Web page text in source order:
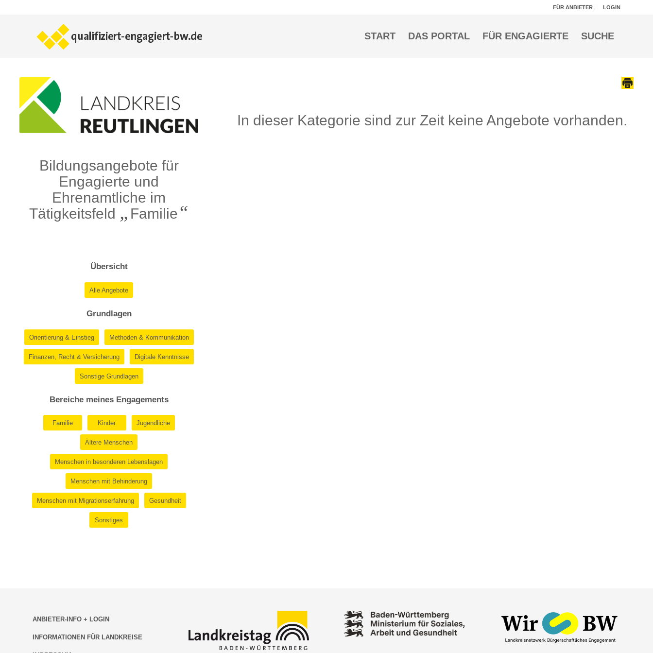
FÜR ANBIETER LOGIN
START DAS PORTAL FÜR ENGAGIERTE SUCHE
Bildungsangebote für
Engagierte und
Ehrenamtliche im
Tätigkeitsfeld „ Familie“
Übersicht
Alle Angebote
Grundlagen
Orientierung & Einstieg Methoden & Kommunikation
Finanzen, Recht & Versicherung Digitale Kenntnisse
Sonstige Grundlagen
Bereiche meines Engagements
Familie Kinder Jugendliche
Ältere Menschen
Menschen in besonderen Lebenslagen
Menschen mit Behinderung
Menschen mit Migrationserfahrung Gesundheit
Sonstiges
In dieser Kategorie sind zur Zeit keine Angebote vorhanden.
ANBIETER-INFO + LOGIN
INFORMATIONEN FÜR LANDKREISE